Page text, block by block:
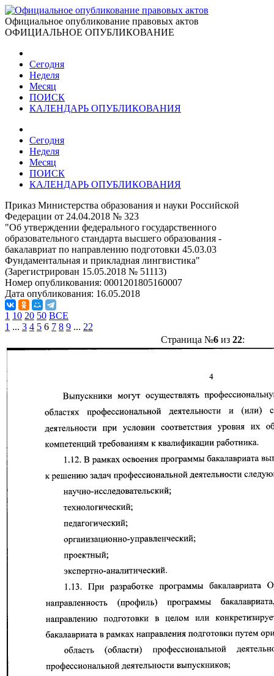
Официальное опубликование правовых актов
ОФИЦИАЛЬНОЕ ОПУБЛИКОВАНИЕ
Сегодня
Неделя
Месяц
ПОИСК
КАЛЕНДАРЬ ОПУБЛИКОВАНИЯ
Сегодня
Неделя
Месяц
ПОИСК
КАЛЕНДАРЬ ОПУБЛИКОВАНИЯ
Приказ Министерства образования и науки Российской
Федерации от 24.04.2018 № 323
"Об утверждении федерального государственного
образовательного стандарта высшего образования -
бакалавриат по направлению подготовки 45.03.03
Фундаментальная и прикладная лингвистика"
(Зарегистрирован 15.05.2018 № 51113)
Номер опубликования: 0001201805160007
Дата опубликования: 16.05.2018
1 10 20 50 ВСЕ
1 ... 3 4 5 6 7 8 9 ... 22
Страница №6из 22: